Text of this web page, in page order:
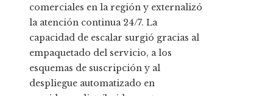
comerciales en la región y externalizó
la atención continua 24/7. La
capacidad de escalar surgió gracias al
empaquetado del servicio, a los
esquemas de suscripción y al
despliegue automatizado en